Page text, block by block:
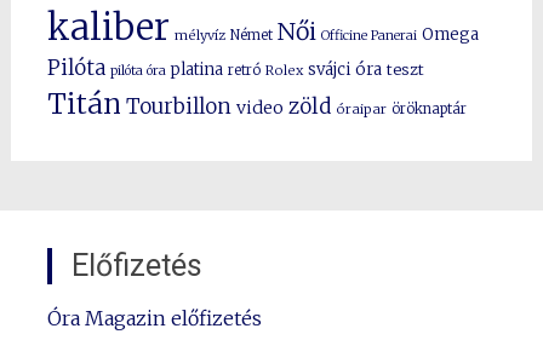
kaliber mélyvíz Német Női Officine Panerai Omega
Pilóta pilóta óra platina retró Rolex svájci óra teszt
Titán Tourbillon video zöld óraipar öröknaptár
Előfizetés
Óra Magazin előfizetés